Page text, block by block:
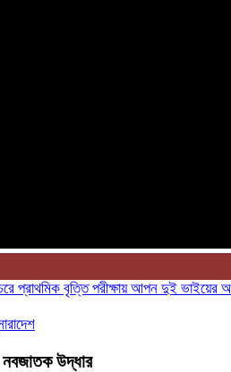
বৃত্তি পরীক্ষায় আপন দুই ভাইয়ের অনন্য
নবজাতক উদ্ধার